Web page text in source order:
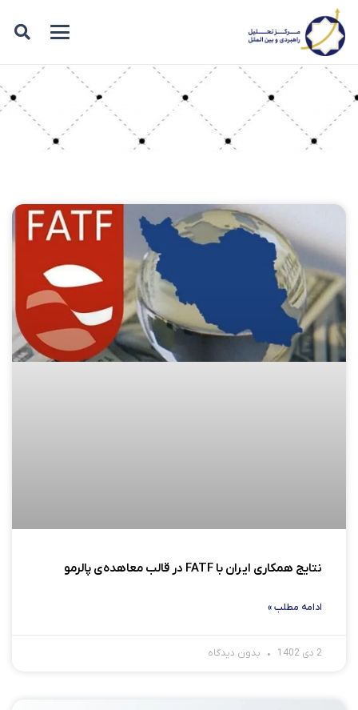
برچسب: روابط بانکی
نتایج همکاری ایران با FATF در قالب معاهده‌ی پالرمو
ادامه مطلب »
2 دی 1402 بدون دیدگاه